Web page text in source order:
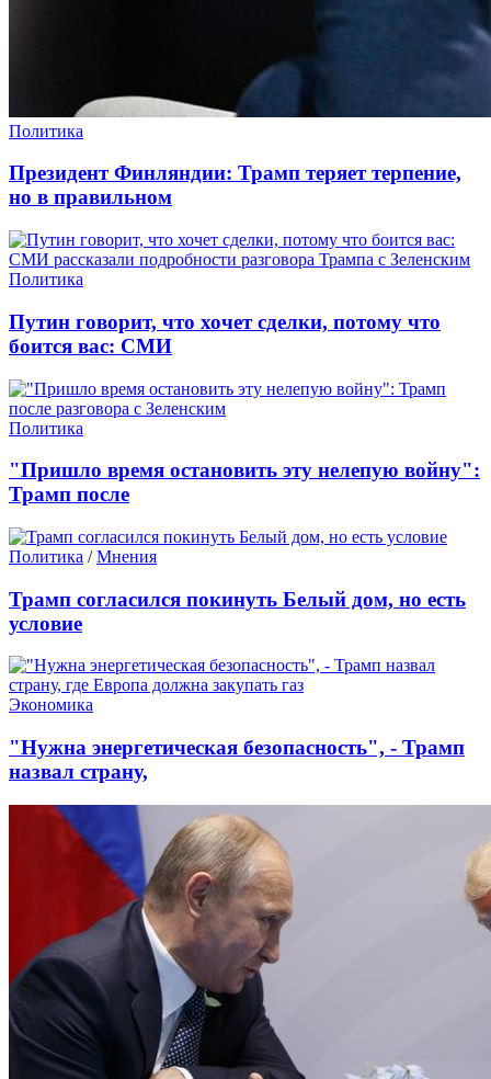
Политика
Президент Финляндии: Трамп теряет терпение,
но в правильном
Политика
Путин говорит, что хочет сделки, потому что
боится вас: СМИ
Политика
"Пришло время остановить эту нелепую войну":
Трамп после
Политика /Мнения
Трамп согласился покинуть Белый дом, но есть
условие
Экономика
"Нужна энергетическая безопасность", - Трамп
назвал страну,